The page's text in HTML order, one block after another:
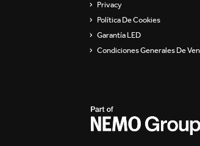
Privacy
Política De Cookies
Garantía LED
Condiciones Generales De